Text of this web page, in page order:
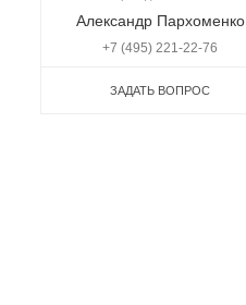
Александр Пархоменко
+7 (495) 221-22-76
ЗАДАТЬ ВОПРОС